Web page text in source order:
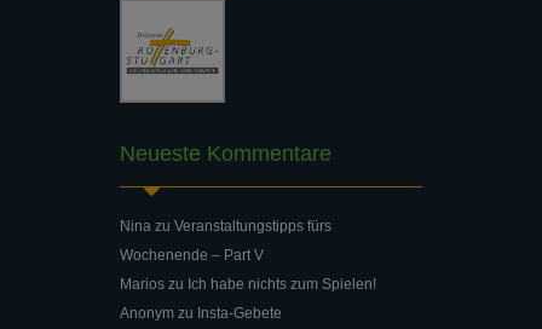
Neueste Kommentare
Nina zu Veranstaltungstipps fürs
Wochenende – Part V
Marios zu Ich habe nichts zum Spielen!
Anonym zu Insta-Gebete